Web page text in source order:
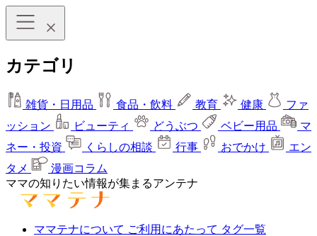
カテゴリ
雑貨・日用品 食品・飲料 教育 健康
ファ
ッション
ビューティ どうぶつ ベビー用品
マ
ネー・投資
くらしの相談 行事 おでかけ
エン
タメ
漫画コラム
ママの知りたい情報が集まるアンテナ
ママテナについて ご利用にあたって タグ一覧